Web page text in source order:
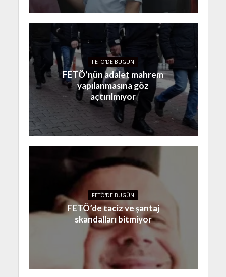
FETÖ'DE BUGÜN
FETÖ’nün adalet mahrem
yapılanmasına göz
açtırılmıyor
FETÖ'DE BUGÜN
FETÖ’de taciz ve şantaj
skandalları bitmiyor